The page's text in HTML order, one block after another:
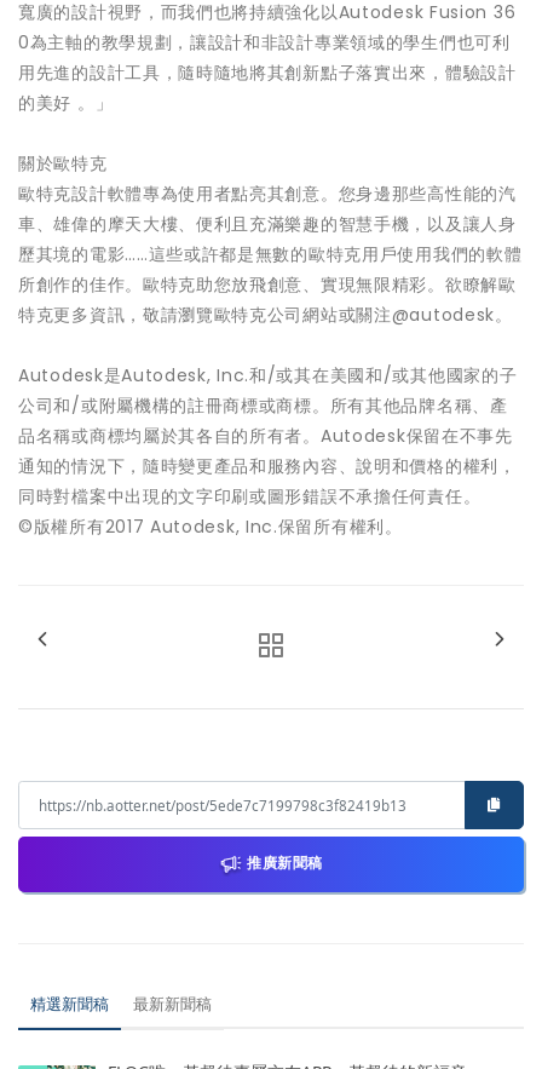
寬廣的設計視野，而我們也將持續強化以Autodesk Fusion 36
0為主軸的教學規劃，讓設計和非設計專業領域的學生們也可利
用先進的設計工具，隨時隨地將其創新點子落實出來，體驗設計
的美好 。」
關於歐特克
歐特克設計軟體專為使用者點亮其創意。您身邊那些高性能的汽
車、雄偉的摩天大樓、便利且充滿樂趣的智慧手機，以及讓人身
歷其境的電影……這些或許都是無數的歐特克用戶使用我們的軟體
所創作的佳作。歐特克助您放飛創意、實現無限精彩。欲瞭解歐
特克更多資訊，敬請瀏覽歐特克公司網站或關注@autodesk。
Autodesk是Autodesk, Inc.和/或其在美國和/或其他國家的子
公司和/或附屬機構的註冊商標或商標。所有其他品牌名稱、產
品名稱或商標均屬於其各自的所有者。Autodesk保留在不事先
通知的情況下，隨時變更產品和服務內容、說明和價格的權利，
同時對檔案中出現的文字印刷或圖形錯誤不承擔任何責任。
©版權所有2017 Autodesk, Inc.保留所有權利。
推廣新聞稿
精選新聞稿 最新新聞稿